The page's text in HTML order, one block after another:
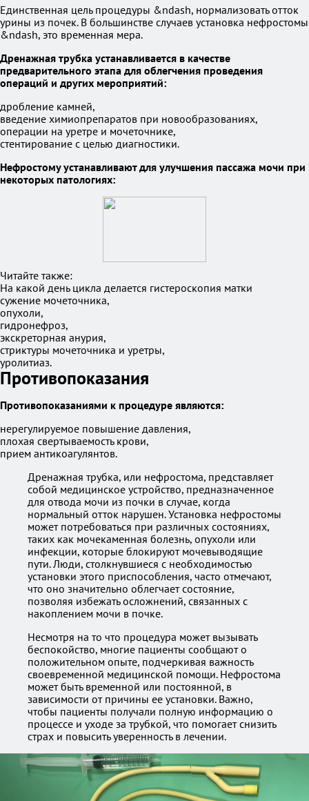
Единственная цель процедуры &ndash, нормализовать отток
урины из почек. В большинстве случаев установка нефростомы
&ndash, это временная мера.
Дренажная трубка устанавливается в качестве
предварительного этапа для облегчения проведения
операций и других мероприятий:
дробление камней,
введение химиопрепаратов при новообразованиях,
операции на уретре и мочеточнике,
стентирование с целью диагностики.
Нефростому устанавливают для улучшения пассажа мочи при
некоторых патологиях:
Читайте также:
На какой день цикла делается гистероскопия матки
сужение мочеточника,
опухоли,
гидронефроз,
экскреторная анурия,
стриктуры мочеточника и уретры,
уролитиаз.
Противопоказания
Противопоказаниями к процедуре являются:
нерегулируемое повышение давления,
плохая свертываемость крови,
прием антикоагулянтов.
Дренажная трубка, или нефростома, представляет
собой медицинское устройство, предназначенное
для отвода мочи из почки в случае, когда
нормальный отток нарушен. Установка нефростомы
может потребоваться при различных состояниях,
таких как мочекаменная болезнь, опухоли или
инфекции, которые блокируют мочевыводящие
пути. Люди, столкнувшиеся с необходимостью
установки этого приспособления, часто отмечают,
что оно значительно облегчает состояние,
позволяя избежать осложнений, связанных с
накоплением мочи в почке.
Несмотря на то что процедура может вызывать
беспокойство, многие пациенты сообщают о
положительном опыте, подчеркивая важность
своевременной медицинской помощи. Нефростома
может быть временной или постоянной, в
зависимости от причины ее установки. Важно,
чтобы пациенты получали полную информацию о
процессе и уходе за трубкой, что помогает снизить
страх и повысить уверенность в лечении.